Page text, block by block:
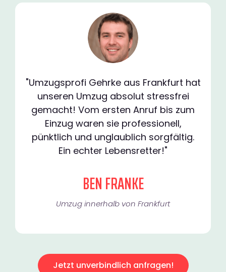
"Umzugsprofi Gehrke aus Frankfurt hat
unseren Umzug absolut stressfrei
gemacht! Vom ersten Anruf bis zum
Einzug waren sie professionell,
pünktlich und unglaublich sorgfältig.
Ein echter Lebensretter!"
BEN FRANKE
Umzug innerhalb von Frankfurt​
Jetzt unverbindlich anfragen!